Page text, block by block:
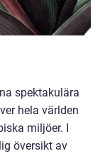
spektakulära
hela världen
miljöer. I
översikt av